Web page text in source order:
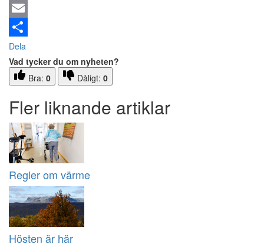
Email
Dela
Vad tycker du om nyheten?
Bra: 0 Dåligt: 0
Fler liknande artiklar
Regler om värme
Hösten är här